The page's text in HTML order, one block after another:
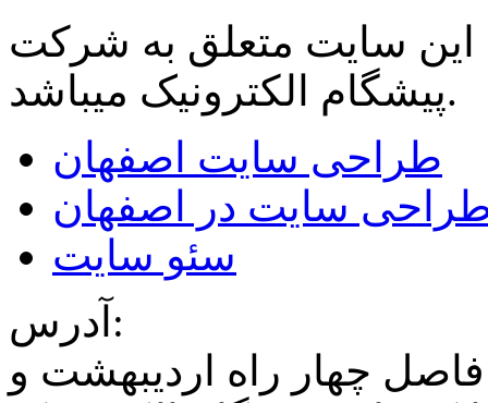
این سایت متعلق به شرکت
پیشگام الکترونیکمیباشد.
طراحی سایت اصفهان
سایت در اصفهان
سئو سایت
آدرس:
چهار راه اردیبهشت و